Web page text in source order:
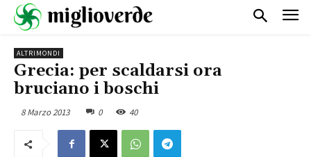
ALTRIMONDI
Grecia: per scaldarsi ora
bruciano i boschi
8 Marzo 2013 0 40